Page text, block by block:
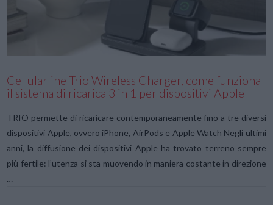
Cellularline Trio Wireless Charger, come funziona
il sistema di ricarica 3 in 1 per dispositivi Apple
TRIO permette di ricaricare contemporaneamente fino a tre diversi
dispositivi Apple, ovvero iPhone, AirPods e Apple Watch Negli ultimi
anni, la diffusione dei dispositivi Apple ha trovato terreno sempre
più fertile: l’utenza si sta muovendo in maniera costante in direzione
…